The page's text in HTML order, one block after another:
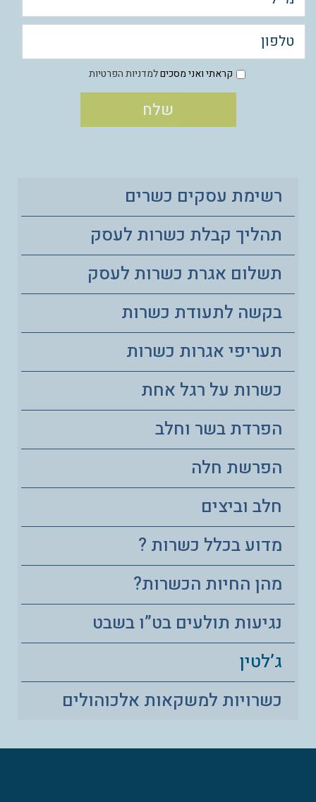
קראתי ואני מסכיםלמדניות הפרטיות
רשימת עסקים כשרים
תהליך קבלת כשרות לעסק
תשלום אגרת כשרות לעסק
בקשה לתעודת כשרות
תעריפי אגרות כשרות
כשרות על רגל אחת
הפרדת בשר וחלב
הפרשת חלה
חלב וביצים
מדוע בכלל כשרות ?
מהן החיות הכשרות?
נגיעות תולעים בט”ו בשבט
ג’לטין
כשרויות למשקאות אלכוהולים